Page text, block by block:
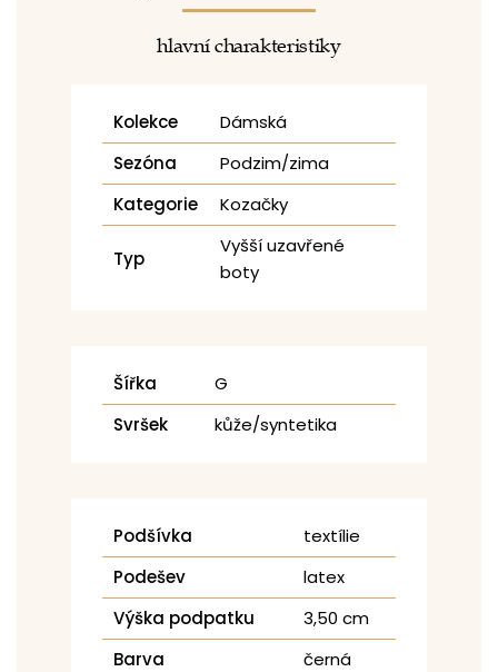
hlavní charakteristiky
Kolekce
Dámská
Sezóna
Podzim/zima
Kategorie
Kozačky
Typ
Vyšší uzavřené
boty
Šířka
G
Svršek
kůže/syntetika
Podšívka
textílie
Podešev
latex
Výška podpatku
3,50 cm
Barva
černá